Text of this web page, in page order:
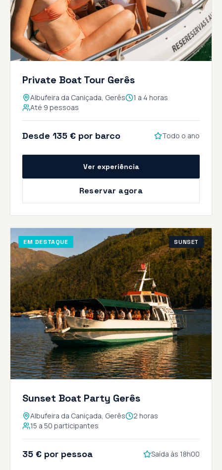
Private Boat Tour Gerês
Albufeira da Caniçada, Gerês
1 a 4 horas
Até 9 pessoas
Desde 135 € por barco Todo o ano
Ver experiência
Reservar agora
EM DESTAQUE SUNSET
Sunset Boat Party Gerês
Albufeira da Caniçada, Gerês
2 horas
15 a 50 participantes
35 € por pessoa Saída às 18h00